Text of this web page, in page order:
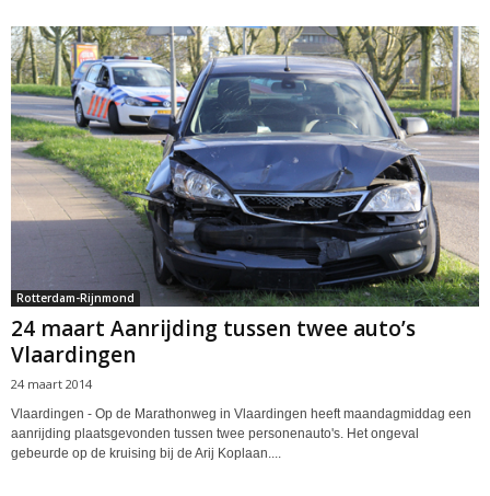
Rotterdam-Rijnmond
24 maart Aanrijding tussen twee auto’s
Vlaardingen
24 maart 2014
Vlaardingen - Op de Marathonweg in Vlaardingen heeft maandagmiddag een
aanrijding plaatsgevonden tussen twee personenauto's. Het ongeval
gebeurde op de kruising bij de Arij Koplaan....